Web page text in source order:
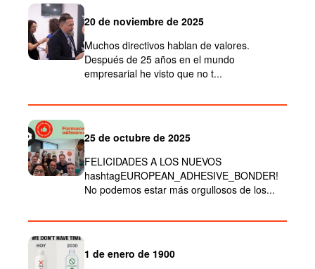
20 de noviembre de 2025
Muchos directivos hablan de valores.
Después de 25 años en el mundo
empresarial he visto que no t...
25 de octubre de 2025
FELICIDADES A LOS NUEVOS
hashtagEUROPEAN_ADHESIVE_BONDER!
No podemos estar más orgullosos de los...
1 de enero de 1900